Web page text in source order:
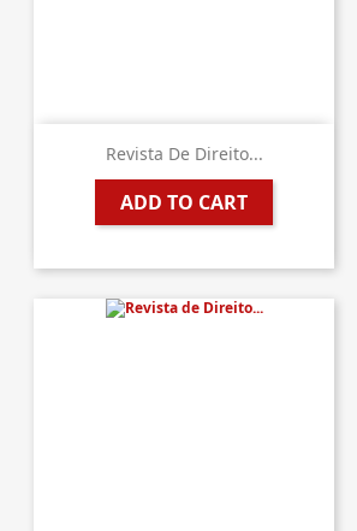
Revista De Direito...
ADD TO CART